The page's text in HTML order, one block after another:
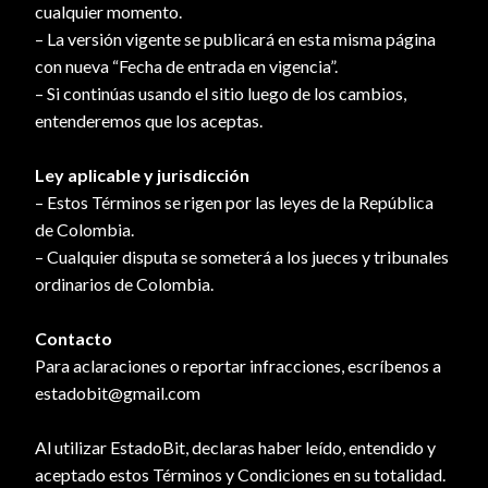
cualquier momento.
– La versión vigente se publicará en esta misma página
con nueva “Fecha de entrada en vigencia”.
– Si continúas usando el sitio luego de los cambios,
entenderemos que los aceptas.
Ley aplicable y jurisdicción
– Estos Términos se rigen por las leyes de la República
de Colombia.
– Cualquier disputa se someterá a los jueces y tribunales
ordinarios de Colombia.
Contacto
Para aclaraciones o reportar infracciones, escríbenos a
estadobit@gmail.com
Al utilizar EstadoBit, declaras haber leído, entendido y
aceptado estos Términos y Condiciones en su totalidad.